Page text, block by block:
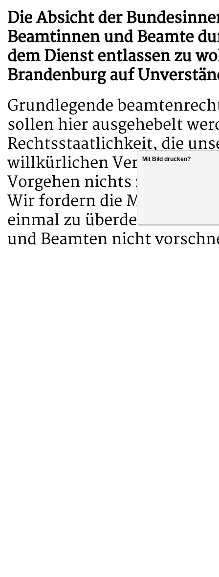
Die Absicht der
Beamtinnen und Beamte
dem Dienst entlassen zu
Brandenburg auf
Grundlegende
sollen hier ausgehebelt
Rechtsstaatlichkeit, die
willkürlichen
Vorgehen nichts zu tun.
Wir fordern die Ministerin
einmal zu überdenken und
und Beamten nicht
Mit Bild drucken?